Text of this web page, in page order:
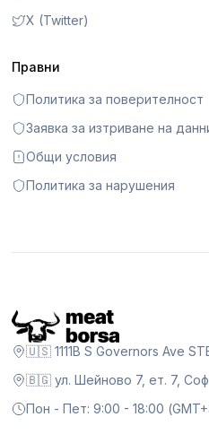
X (Twitter)
Правни
Политика за поверителност
Заявка за изтриване на
Общи условия
Политика за нарушения
🇺🇸 1111B S Governors Ave
🇧🇬 ул. Шейново 7, ет. 7,
Пон - Пет: 9:00 - 18:00